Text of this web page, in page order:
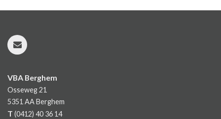
VBA Berghem
Osseweg 21
5351 AABerghem
T (0412) 40 36 14